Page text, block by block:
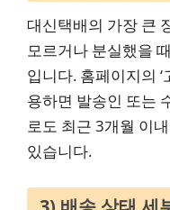
대신택배의 가장 큰
모르거나 분실했을
입니다. 홈페이지의
용하면 발송인 또는
로도 최근 3개월 이
있습니다.